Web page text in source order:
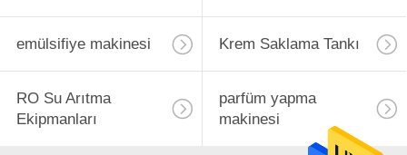
emülsifiye makinesi Krem Saklama Tankı
RO Su Arıtma
Ekipmanları
parfüm yapma
makinesi